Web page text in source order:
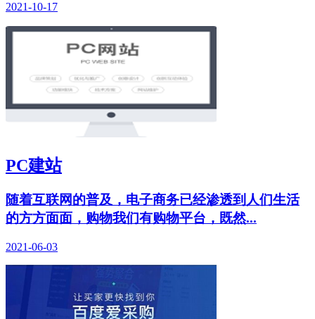
2021-10-17
PC建站
随着互联网的普及，电子商务已经渗透到人们生活
的方方面面，购物我们有购物平台，既然...
2021-06-03